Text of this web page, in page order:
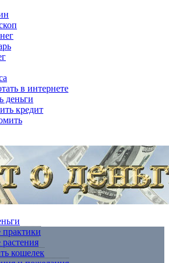
в интернете
деньги
кредит
кошелек